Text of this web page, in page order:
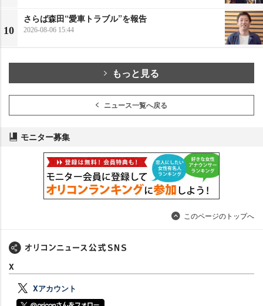
10
さらば森田“愛車トラブル”を報告
2026-08-06 15:44
もっと見る
ニュース一覧へ戻る
モニター募集
このページのトップへ
X
Xアカウント